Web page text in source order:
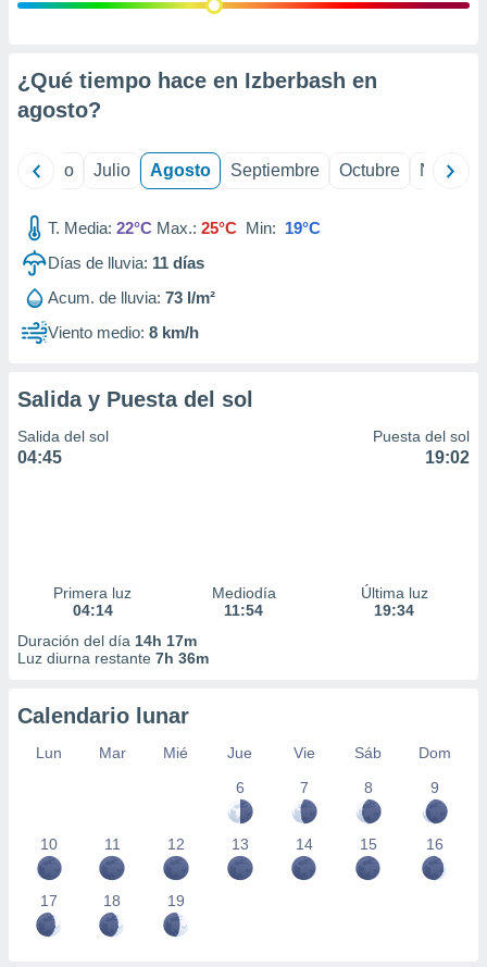
e
mediante
de
1199
¿Qué tiempo hace en Izberbash en
agosto?
Junio Julio Agosto Septiembre Octubre
T. Media: 22°C Max.: 25°C Min: 19°C
Días de lluvia: 11 días
Acum. de lluvia: 73 l/m²
Viento medio: 8 km/h
Salida y Puesta del sol
Salida del sol
04:45
Puesta del sol
19:02
Primera luz
04:14
Mediodía
11:54
Última luz
19:34
Duración del día 14h 17m
Luz diurna restante 7h 36m
Calendario lunar
Lun Mar Mié Jue Vie Sáb
Dom
6
7 8 9
10 11 12 13 14 15 16
17 18 19